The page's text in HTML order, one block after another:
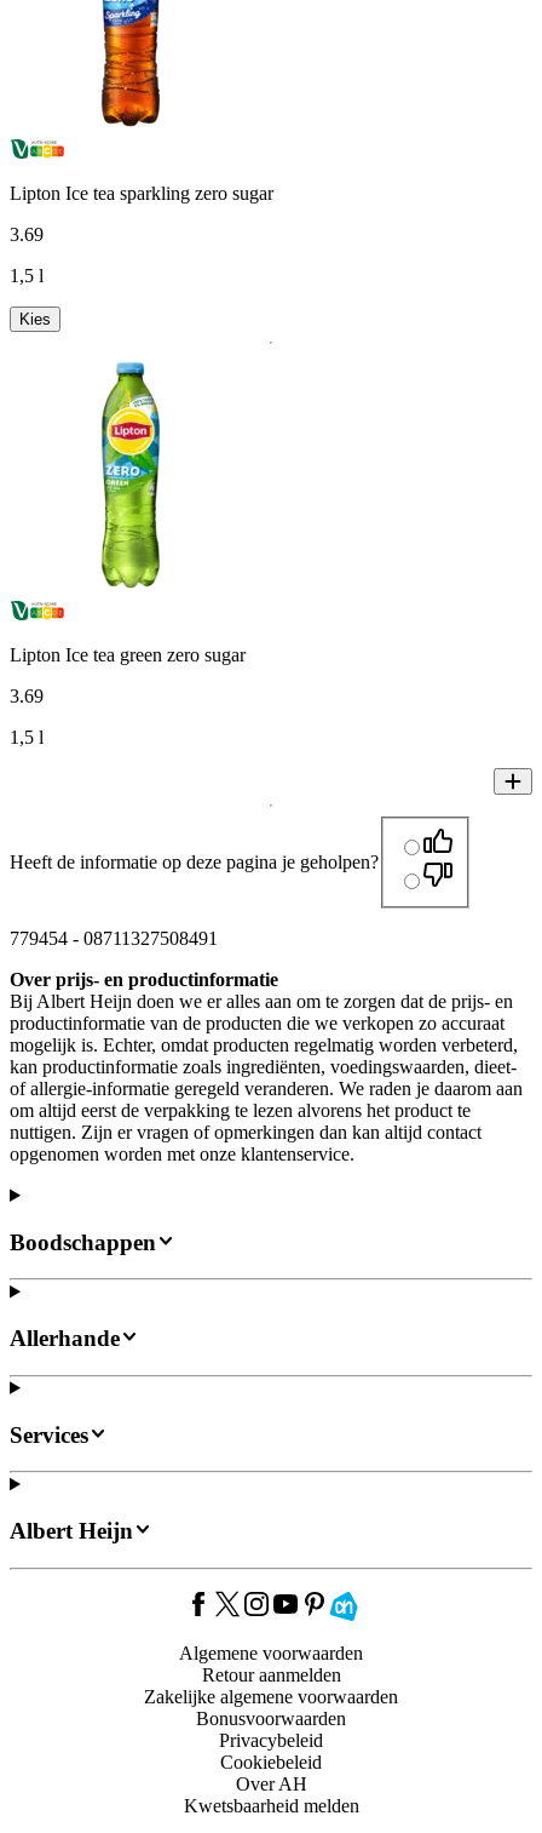
Lipton Ice tea sparkling zero sugar
3.69
1,5 l
Kies
Lipton Ice tea green zero sugar
3.69
1,5 l
Heeft de informatie op deze pagina je geholpen?
779454 - 08711327508491
Over prijs- en productinformatie
Bij Albert Heijn doen we er alles aan om te zorgen dat de prijs- en
productinformatie van de producten die we verkopen zo accuraat
mogelijk is. Echter, omdat producten regelmatig worden verbeterd,
kan productinformatie zoals ingrediënten, voedingswaarden, dieet-
of allergie-informatie geregeld veranderen. We raden je daarom aan
om altijd eerst de verpakking te lezen alvorens het product te
nuttigen. Zijn er vragen of opmerkingen dan kan altijd contact
opgenomen worden met onze klantenservice.
Boodschappen
Allerhande
Services
Albert Heijn
Algemene voorwaarden
Retour aanmelden
Zakelijke algemene voorwaarden
Bonusvoorwaarden
Privacybeleid
Cookiebeleid
Over AH
Kwetsbaarheid melden